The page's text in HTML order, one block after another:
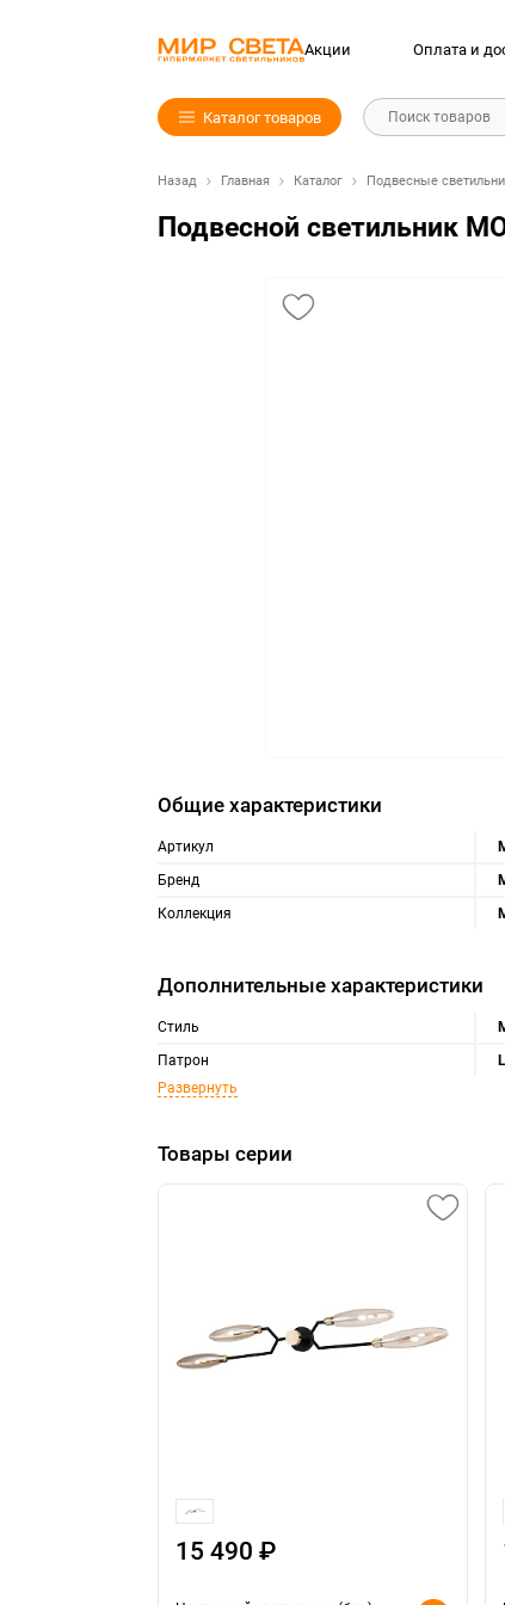
Акции Оплата и
Каталог товаров Поиск товаров
Назад Главная Каталог Подвесные
Подвесной светильник
Общие характеристики
Артикул
Бренд
Коллекция
Дополнительные характеристики
Стиль
Патрон
Развернуть
Товары серии
15 490 ₽